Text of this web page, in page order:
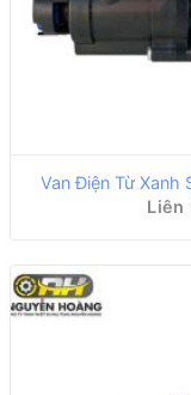
Van Điện Từ Xanh
Liên